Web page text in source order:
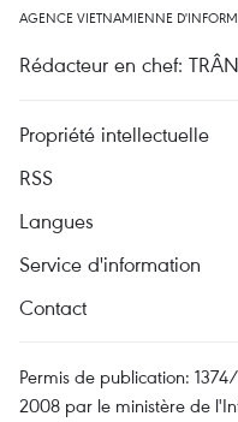
AGENCE VIETNAMIENNE
Rédacteur en chef:
Propriété intellectuelle
RSS
Langues
Service d'information
Contact
Permis de publication:
2008 par le ministère de